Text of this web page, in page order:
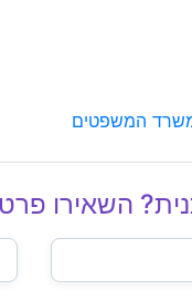
המשפטים
השאירו